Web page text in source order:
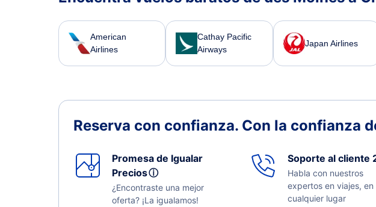
American
Airlines
Cathay Pacific
Airways
Japan Airlines
Reserva con confianza. Con la confianza
Promesa de Igualar
Preciosⓘ
¿Encontraste una mejor
oferta? ¡La igualamos!
Soporte al cliente
Habla con nuestros
expertos en viajes, en
cualquier lugar